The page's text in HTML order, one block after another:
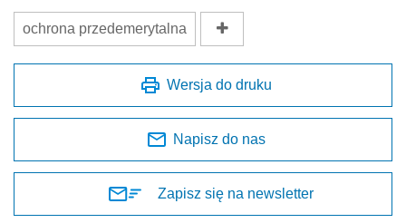
ochrona przedemerytalna
Wersja do druku
Napisz do nas
Zapisz się na newsletter